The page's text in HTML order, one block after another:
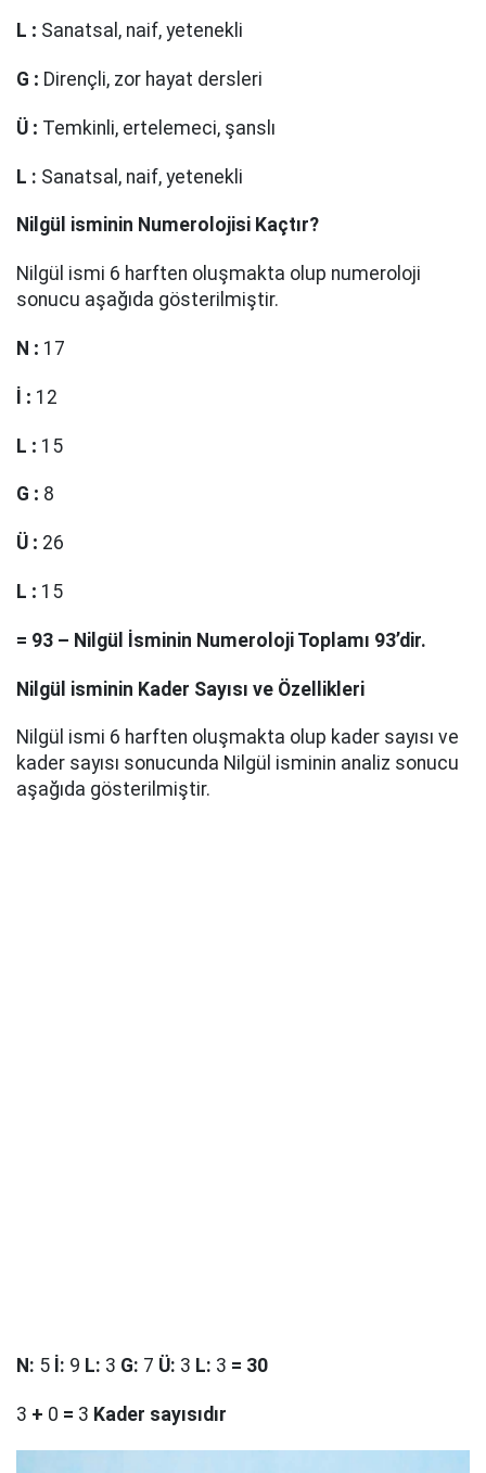
L : Sanatsal, naif, yetenekli
G : Dirençli, zor hayat dersleri
Ü : Temkinli, ertelemeci, şanslı
L : Sanatsal, naif, yetenekli
Nilgül isminin Numerolojisi Kaçtır?
Nilgül ismi 6 harften oluşmakta olup numeroloji
sonucu aşağıda gösterilmiştir.
N : 17
İ : 12
L : 15
G : 8
Ü : 26
L : 15
= 93 – Nilgül İsminin Numeroloji Toplamı 93’dir.
Nilgül isminin Kader Sayısı ve Özellikleri
Nilgül ismi 6 harften oluşmakta olup kader sayısı ve
kader sayısı sonucunda Nilgül isminin analiz sonucu
aşağıda gösterilmiştir.
N : 5 : 9 L: 3 G: 7 Ü: 3 L: 3 = 30
3 + 0 = 3 Kader sayısıdır